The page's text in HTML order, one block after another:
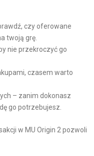
czy oferowane
twoją grę.
nie przekroczyć go
czasem warto
– zanim dokonasz
go potrzebujesz.
w MU Origin 2 pozwoli